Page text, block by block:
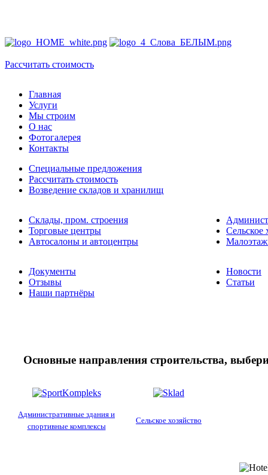
Рассчитать стоимость
Главная
Услуги
Мы строим
О нас
Фотогалерея
Контакты
Специальные предложения
Рассчитать стоимость
Возведение складов и хранилищ
Склады, пром. строения
Торговые центры
Автосалоны и автоцентры
Сельское
Документы
Отзывы
Наши партнёры
Новости
Статьи
Основные направления строительства,
Административные здания и
спортивные комплексы
Сельское хозяйство